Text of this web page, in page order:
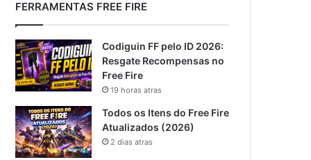
FERRAMENTAS FREE FIRE
Codiguin FF pelo ID 2026:
Resgate Recompensas no
Free Fire
19 horas atras
Todos os Itens do Free Fire
Atualizados (2026)
2 dias atras